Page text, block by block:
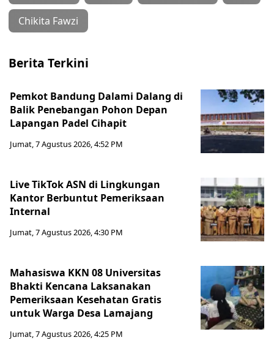
Chikita Fawzi
Berita Terkini
Pemkot Bandung Dalami Dalang di
Balik Penebangan Pohon Depan
Lapangan Padel Cihapit
Jumat, 7 Agustus 2026, 4:52 PM
Live TikTok ASN di Lingkungan
Kantor Berbuntut Pemeriksaan
Internal
Jumat, 7 Agustus 2026, 4:30 PM
Mahasiswa KKN 08 Universitas
Bhakti Kencana Laksanakan
Pemeriksaan Kesehatan Gratis
untuk Warga Desa Lamajang
Jumat, 7 Agustus 2026, 4:25 PM